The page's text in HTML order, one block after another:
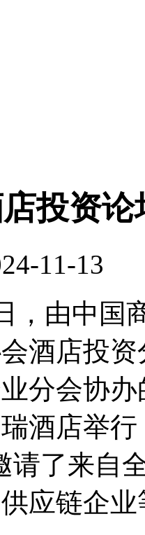
投资
11-13
，由中国
酒店投
分会协
酒店举
请了来自
应链企